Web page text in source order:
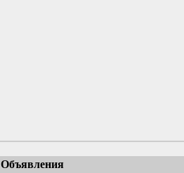
Объявления